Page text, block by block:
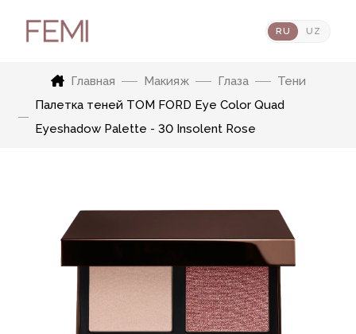
RU UZ
Главная Макияж Глаза
Тени
Палетка теней TOM FORD Eye Color Quad
Eyeshadow Palette - 30 Insolent Rose